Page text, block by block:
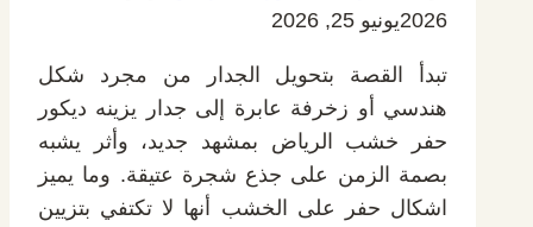
2026يونيو 25, 2026
تبدأ القصة بتحويل الجدار من مجرد شكل
هندسي أو زخرفة عابرة إلى جدار يزينه ديكور
حفر خشب الرياض بمشهد جديد، وأثر يشبه
بصمة الزمن على جذع شجرة عتيقة. وما يميز
اشكال حفر على الخشب أنها لا تكتفي بتزيين